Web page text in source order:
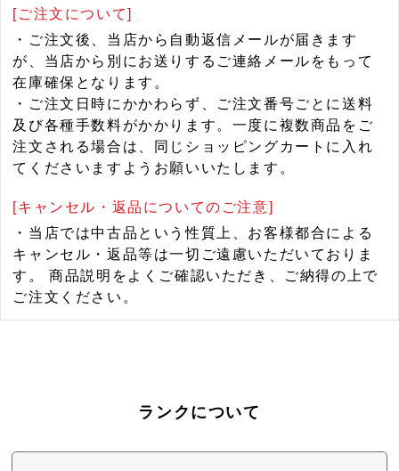
[ご注文について]
・ご注文後、当店から自動返信メールが届きます
が、当店から別にお送りするご連絡メールをもって
在庫確保となります。
・ご注文日時にかかわらず、ご注文番号ごとに送料
及び各種手数料がかかります。一度に複数商品をご
注文される場合は、同じショッピングカートに入れ
てくださいますようお願いいたします。
[キャンセル・返品についてのご注意]
・当店では中古品という性質上、お客様都合による
キャンセル・返品等は一切ご遠慮いただいておりま
す。 商品説明をよくご確認いただき、ご納得の上で
ご注文ください。
ランクについて